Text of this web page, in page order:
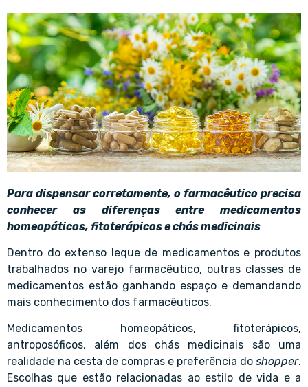
Para dispensar corretamente, o farmacêutico precisa
conhecer as diferenças entre medicamentos
homeopáticos, fitoterápicos e chás medicinais
Dentro do extenso leque de medicamentos e produtos
trabalhados no varejo farmacêutico, outras classes de
medicamentos estão ganhando espaço e demandando
mais conhecimento dos farmacêuticos.
Medicamentos homeopáticos, fitoterápicos,
antroposóficos, além dos chás medicinais são uma
realidade na cesta de compras e preferência do shopper.
Escolhas que estão relacionadas ao estilo de vida e a